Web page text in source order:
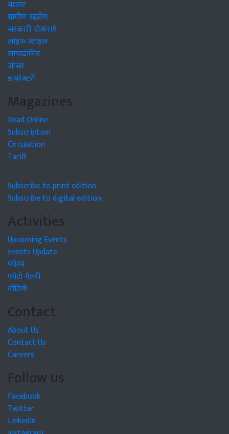
बाजार
ग्रामीण उद्द्योग
सरकारी योजनाएं
लाइफ स्टाइल
सम्पादकीय
जॉब्स
डायरेक्टरी
Magazines
Read Online
Subscription
Circulation
Tariff
Subscribe to print edition
Subscribe to digital edition
Activities
Upcoming Events
Events Update
फोरम
फोटो गैलरी
वीडियो
Contact
About Us
Contact Us
Careers
Follow us
Facebook
Twitter
LinkedIn